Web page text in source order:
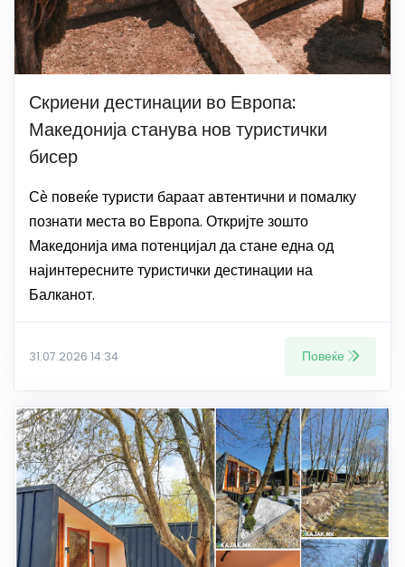
Скриени дестинации во Европа:
Македонија станува нов туристички
бисер
Сѐ повеќе туристи бараат автентични и помалку
познати места во Европа. Откријте зошто
Македонија има потенцијал да стане една од
најинтересните туристички дестинации на
Балканот.
31.07.2026 14:34 Повеќе